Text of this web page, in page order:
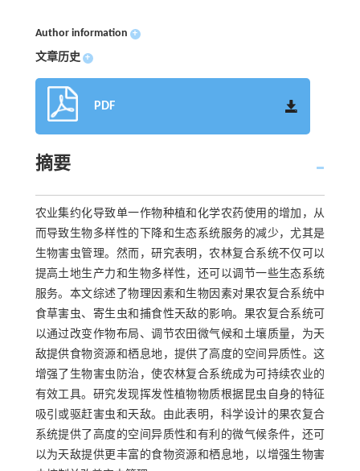
Author information +
文章历史 +
PDF
摘要
农业集约化导致单一作物种植和化学农药使用的增加，从
而导致生物多样性的下降和生态系统服务的减少，尤其是
生物害虫管理。然而，研究表明，农林复合系统不仅可以
提高土地生产力和生物多样性，还可以调节一些生态系统
服务。本文综述了物理因素和生物因素对果农复合系统中
食草害虫、寄生虫和捕食性天敌的影响。果农复合系统可
以通过改变作物布局、调节农田微气候和土壤质量，为天
敌提供食物资源和栖息地，提供了高度的空间异质性。这
增强了生物害虫防治，使农林复合系统成为可持续农业的
有效工具。研究发现挥发性植物物质根据昆虫自身的特征
吸引或驱赶害虫和天敌。由此表明，科学设计的果农复合
系统提供了高度的空间异质性和有利的微气候条件，还可
以为天敌提供更丰富的食物资源和栖息地，以增强生物害